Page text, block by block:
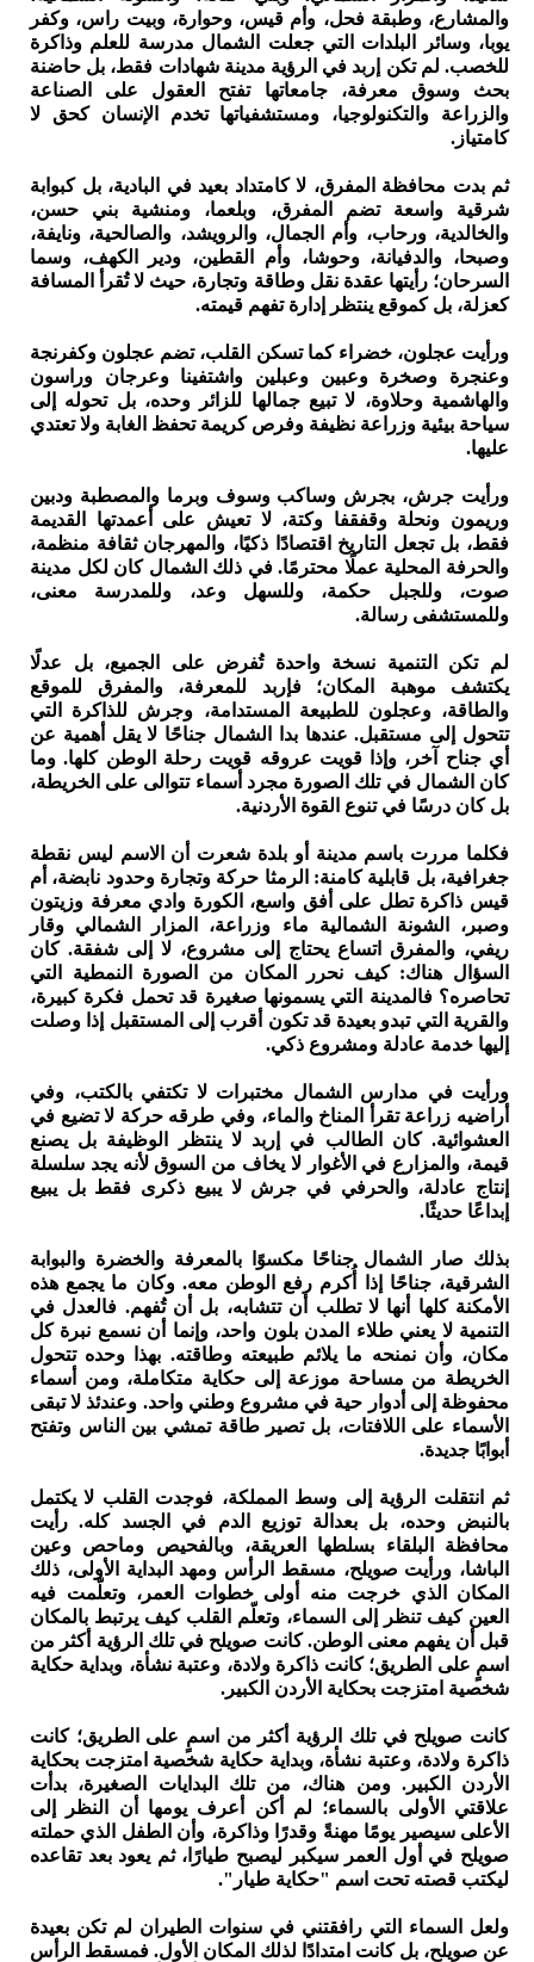
والمشارع، وطبقة فحل، وأم قيس، وحوارة، وبيت راس، وكفر
يوبا، وسائر البلدات التي جعلت الشمال مدرسة للعلم وذاكرة
للخصب. لم تكن إربد في الرؤية مدينة شهادات فقط، بل حاضنة
بحث وسوق معرفة، جامعاتها تفتح العقول على الصناعة
والزراعة والتكنولوجيا، ومستشفياتها تخدم الإنسان كحق لا
كامتياز.
ثم بدت محافظة المفرق، لا كامتداد بعيد في البادية، بل كبوابة
شرقية واسعة تضم المفرق، وبلعما، ومنشية بني حسن،
والخالدية، ورحاب، وأم الجمال، والرويشد، والصالحية، ونايفة،
وصبحا، والدفيانة، وحوشا، وأم القطين، ودير الكهف، وسما
السرحان؛ رأيتها عقدة نقل وطاقة وتجارة، حيث لا تُقرأ المسافة
كعزلة، بل كموقع ينتظر إدارة تفهم قيمته.
ورأيت عجلون، خضراء كما تسكن القلب، تضم عجلون وكفرنجة
وعنجرة وصخرة وعبين وعبلين واشتفينا وعرجان وراسون
والهاشمية وحلاوة، لا تبيع جمالها للزائر وحده، بل تحوله إلى
سياحة بيئية وزراعة نظيفة وفرص كريمة تحفظ الغابة ولا تعتدي
عليها.
ورأيت جرش، بجرش وساكب وسوف وبرما والمصطبة ودبين
وريمون ونحلة وقفقفا وكتة، لا تعيش على أعمدتها القديمة
فقط، بل تجعل التاريخ اقتصادًا ذكيًا، والمهرجان ثقافة منظمة،
والحرفة المحلية عملًا محترمًا. في ذلك الشمال كان لكل مدينة
صوت، وللجبل حكمة، وللسهل وعد، وللمدرسة معنى،
وللمستشفى رسالة.
لم تكن التنمية نسخة واحدة تُفرض على الجميع، بل عدلًا
يكتشف موهبة المكان؛ فإربد للمعرفة، والمفرق للموقع
والطاقة، وعجلون للطبيعة المستدامة، وجرش للذاكرة التي
تتحول إلى مستقبل. عندها بدا الشمال جناحًا لا يقل أهمية عن
أي جناح آخر، وإذا قويت عروقه قويت رحلة الوطن كلها. وما
كان الشمال في تلك الصورة مجرد أسماء تتوالى على الخريطة،
بل كان درسًا في تنوع القوة الأردنية.
فكلما مررت باسم مدينة أو بلدة شعرت أن الاسم ليس نقطة
جغرافية، بل قابلية كامنة: الرمثا حركة وتجارة وحدود نابضة، أم
قيس ذاكرة تطل على أفق واسع، الكورة وادي معرفة وزيتون
وصبر، الشونة الشمالية ماء وزراعة، المزار الشمالي وقار
ريفي، والمفرق اتساع يحتاج إلى مشروع، لا إلى شفقة. كان
السؤال هناك: كيف نحرر المكان من الصورة النمطية التي
تحاصره؟ فالمدينة التي يسمونها صغيرة قد تحمل فكرة كبيرة،
والقرية التي تبدو بعيدة قد تكون أقرب إلى المستقبل إذا وصلت
إليها خدمة عادلة ومشروع ذكي.
ورأيت في مدارس الشمال مختبرات لا تكتفي بالكتب، وفي
أراضيه زراعة تقرأ المناخ والماء، وفي طرقه حركة لا تضيع في
العشوائية. كان الطالب في إربد لا ينتظر الوظيفة بل يصنع
قيمة، والمزارع في الأغوار لا يخاف من السوق لأنه يجد سلسلة
إنتاج عادلة، والحرفي في جرش لا يبيع ذكرى فقط بل يبيع
إبداعًا حديثًا.
بذلك صار الشمال جناحًا مكسوًا بالمعرفة والخضرة والبوابة
الشرقية، جناحًا إذا أُكرم رفع الوطن معه. وكان ما يجمع هذه
الأمكنة كلها أنها لا تطلب أن تتشابه، بل أن تُفهم. فالعدل في
التنمية لا يعني طلاء المدن بلون واحد، وإنما أن نسمع نبرة كل
مكان، وأن نمنحه ما يلائم طبيعته وطاقته. بهذا وحده تتحول
الخريطة من مساحة موزعة إلى حكاية متكاملة، ومن أسماء
محفوظة إلى أدوار حية في مشروع وطني واحد. وعندئذ لا تبقى
الأسماء على اللافتات، بل تصير طاقة تمشي بين الناس وتفتح
أبوابًا جديدة.
ثم انتقلت الرؤية إلى وسط المملكة، فوجدت القلب لا يكتمل
بالنبض وحده، بل بعدالة توزيع الدم في الجسد كله. رأيت
محافظة البلقاء بسلطها العريقة، وبالفحيص وماحص وعين
الباشا، ورأيت صويلح، مسقط الرأس ومهد البداية الأولى، ذلك
المكان الذي خرجت منه أولى خطوات العمر، وتعلّمت فيه
العين كيف تنظر إلى السماء، وتعلّم القلب كيف يرتبط بالمكان
قبل أن يفهم معنى الوطن. كانت صويلح في تلك الرؤية أكثر من
اسمٍ على الطريق؛ كانت ذاكرة ولادة، وعتبة نشأة، وبداية حكاية
شخصية امتزجت بحكاية الأردن الكبير.
كانت صويلح في تلك الرؤية أكثر من اسمٍ على الطريق؛ كانت
ذاكرة ولادة، وعتبة نشأة، وبداية حكاية شخصية امتزجت بحكاية
الأردن الكبير. ومن هناك، من تلك البدايات الصغيرة، بدأت
علاقتي الأولى بالسماء؛ لم أكن أعرف يومها أن النظر إلى
الأعلى سيصير يومًا مهنةً وقدرًا وذاكرة، وأن الطفل الذي حملته
صويلح في أول العمر سيكبر ليصبح طيارًا، ثم يعود بعد تقاعده
ليكتب قصته تحت اسم "حكاية طيار".
ولعل السماء التي رافقتني في سنوات الطيران لم تكن بعيدة
عن صويلح، بل كانت امتدادًا لذلك المكان الأول. فمسقط الرأس